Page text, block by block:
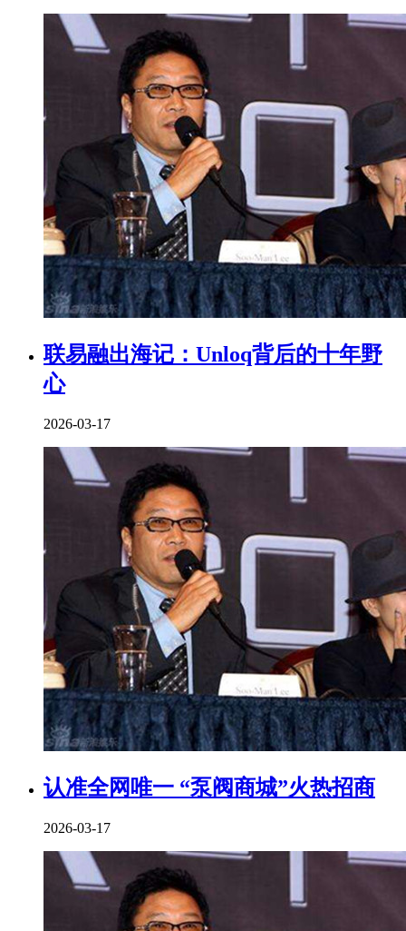
联易融出海记：Unloq背后的十年野
心
2026-03-17
认准全网唯一 “泵阀商城”火热招商
2026-03-17